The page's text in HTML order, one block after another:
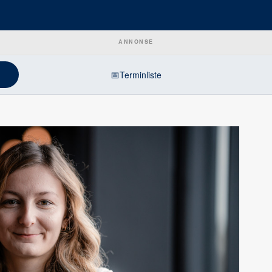
ANNONSE
📅Terminliste